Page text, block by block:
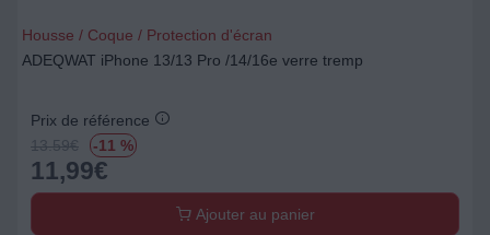
Housse / Coque / Protection d'écran
ADEQWAT iPhone 13/13 Pro /14/16e verre tremp
Prix de référence
13.59€ -11 %
11,99€
Ajouter au panier